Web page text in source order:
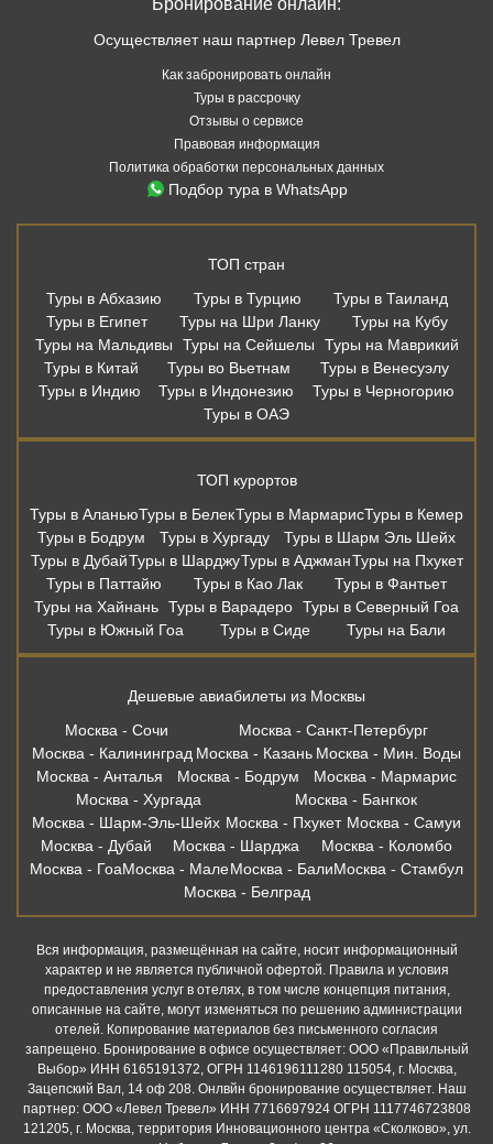
Осуществляет наш партнер Левел Тревел
Как забронировать онлайн
Туры в рассрочку
Отзывы о сервисе
Правовая информация
Политика обработки персональных данных
Подбор тура в WhatsApp
ТОП стран
Туры в Абхазию
Туры в Турцию
Туры в Таиланд
Туры в Египет
Туры на Шри Ланку
Туры на Кубу
Туры на Мальдивы
Туры на Сейшелы
Туры на Маврикий
Туры в Китай
Туры во Вьетнам
Туры в Венесуэлу
Туры в Индию
Туры в Индонезию
Туры в Черногорию
Туры в ОАЭ
ТОП курортов
Туры в АланьюТуры в БелекТуры в МармарисТуры в Кемер
Туры в Бодрум
Туры в Хургаду
Туры в Шарм Эль Шейх
Туры в ДубайТуры в ШарджуТуры в АджманТуры на Пхукет
Туры в Паттайю
Туры в Као Лак
Туры в Фантьет
Туры на Хайнань Туры в Варадеро Туры в Северный Гоа
Туры в Южный Гоа
Туры в Сиде Туры на Бали
Дешевые авиабилеты из Москвы
Москва - Сочи
Москва - Санкт-Петербург
Москва - Калининград Москва - Казань Москва - Мин. Воды
Москва - Анталья
Москва - Бодрум
Москва - Мармарис
Москва - Хургада
Москва - Бангкок
Москва - Шарм-Эль-Шейх Москва - Пхукет Москва - Самуи
Москва - Дубай
Москва - Шарджа
Москва - Коломбо
Москва - ГоаМосква - МалеМосква - БалиМосква - Стамбул
Москва - Белград
Вся информация, размещённая на сайте, носит информационный
характер и не является публичной офертой. Правила и условия
предоставления услуг в отелях, в том числе концепция питания,
описанные на сайте, могут изменяться по решению администрации
отелей. Копирование материалов без письменного согласия
запрещено. Бронирование в офисе осуществляет: ООО «Правильный
Выбор» ИНН 6165191372, ОГРН 1146196111280 115054, г. Москва,
Зацепский Вал, 14 оф 208. Онлвйн бронирование осуществляет. Наш
партнер: ООО «Левел Тревел» ИНН 7716697924 ОГРН 1117746723808
121205, г. Москва, территория Инновационного центра «Сколково», ул.